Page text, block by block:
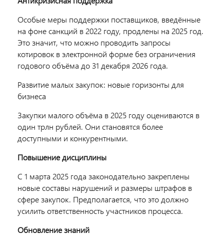
Особые меры поддержки поставщиков, введённые
на фоне санкций в 2022 году, продлены на 2025 год.
Это значит, что можно проводить запросы
котировок в электронной форме без ограничения
годового объёма до 31 декабря 2026 года.
Развитие малых закупок: новые горизонты для
бизнеса
Закупки малого объёма в 2025 году оцениваются в
один трлн рублей. Они становятся более
доступными и конкурентными.
Повышение дисциплины
С 1 марта 2025 года законодательно закреплены
новые составы нарушений и размеры штрафов в
сфере закупок. Предполагается, что это должно
усилить ответственность участников процесса.
Обновление знаний